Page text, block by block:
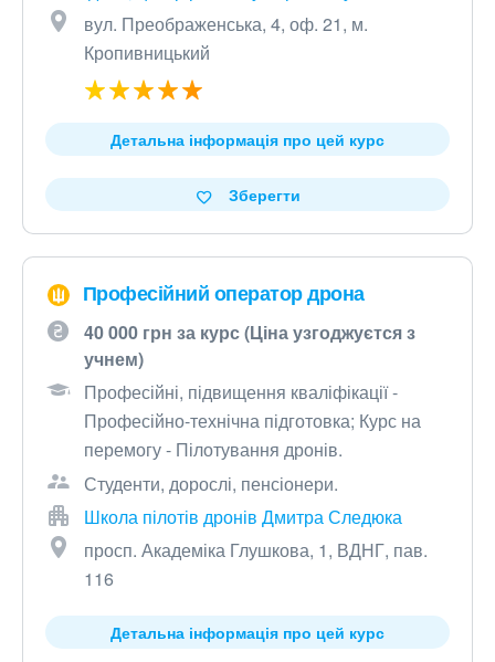
вул. Преображенська, 4, оф. 21, м.
Кропивницький
Детальна інформація про цей курс
Зберегти
Професійний оператор дрона
40 000 грн за курс (Ціна узгоджуєтся з
учнем)
Професійні, підвищення кваліфікації -
Професійно-технічна підготовка; Курс на
перемогу - Пілотування дронів.
Студенти, дорослі, пенсіонери.
Школа пілотів дронів Дмитра Следюка
просп. Академіка Глушкова, 1, ВДНГ, пав.
116
Детальна інформація про цей курс